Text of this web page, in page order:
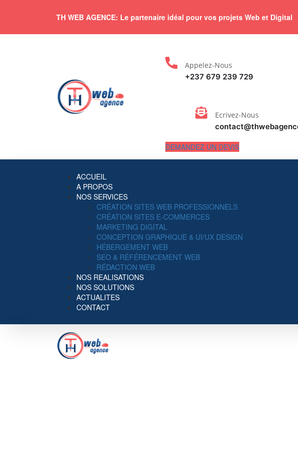
TH WEB AGENCE: Le partenaire idéal pour vos projets Web et Digital
Appelez-Nous
+237 679 239 729
Ecrivez-Nous
DEMANDEZ UN DEVIS
ACCUEIL
A PROPOS
NOS SERVICES
CRÉATION SITES WEB PROFESSIONNELS
CRÉATION SITES E-COMMERCES
MARKETING DIGITAL
CONCEPTION GRAPHIQUE & UI/UX DESIGN
HÉBERGEMENT WEB
SEO & RÉFÉRENCEMENT WEB
RÉDACTION WEB
NOS REALISATIONS
NOS SOLUTIONS
ACTUALITES
CONTACT